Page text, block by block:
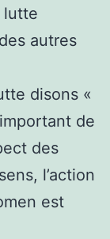
lutte
autres
disons «
de
des
l’action
est